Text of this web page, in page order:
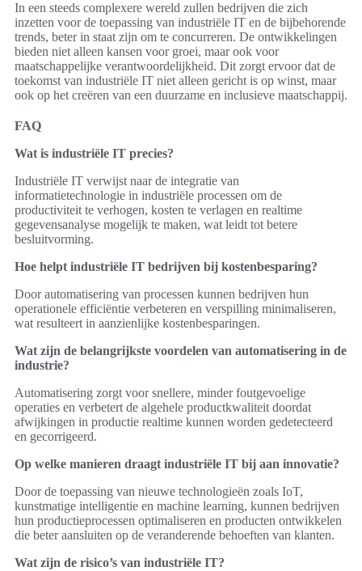
In een steeds complexere wereld zullen bedrijven die zich
inzetten voor de toepassing van industriële IT en de bijbehorende
trends, beter in staat zijn om te concurreren. De ontwikkelingen
bieden niet alleen kansen voor groei, maar ook voor
maatschappelijke verantwoordelijkheid. Dit zorgt ervoor dat de
toekomst van industriële IT niet alleen gericht is op winst, maar
ook op het creëren van een duurzame en inclusieve maatschappij.
FAQ
Wat is industriële IT precies?
Industriële IT verwijst naar de integratie van
informatietechnologie in industriële processen om de
productiviteit te verhogen, kosten te verlagen en realtime
gegevensanalyse mogelijk te maken, wat leidt tot betere
besluitvorming.
Hoe helpt industriële IT bedrijven bij kostenbesparing?
Door automatisering van processen kunnen bedrijven hun
operationele efficiëntie verbeteren en verspilling minimaliseren,
wat resulteert in aanzienlijke kostenbesparingen.
Wat zijn de belangrijkste voordelen van automatisering in de
industrie?
Automatisering zorgt voor snellere, minder foutgevoelige
operaties en verbetert de algehele productkwaliteit doordat
afwijkingen in productie realtime kunnen worden gedetecteerd
en gecorrigeerd.
Op welke manieren draagt industriële IT bij aan innovatie?
Door de toepassing van nieuwe technologieën zoals IoT,
kunstmatige intelligentie en machine learning, kunnen bedrijven
hun productieprocessen optimaliseren en producten ontwikkelen
die beter aansluiten op de veranderende behoeften van klanten.
Wat zijn de risico’s van industriële IT?